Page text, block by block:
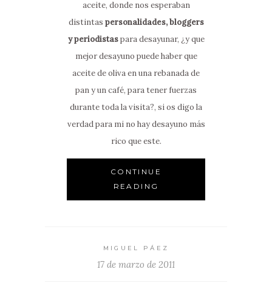
aceite, donde nos esperaban
distintas personalidades, bloggers
y periodistaspara desayunar, ¿y que
mejor desayuno puede haber que
aceite de oliva en una rebanada de
pan y un café, para tener fuerzas
durante toda la visita?, si os digo la
verdad para mi no hay desayuno más
rico que este.
CONTINUE
READING
MIGUEL PÁEZ
17 de marzo de 2011